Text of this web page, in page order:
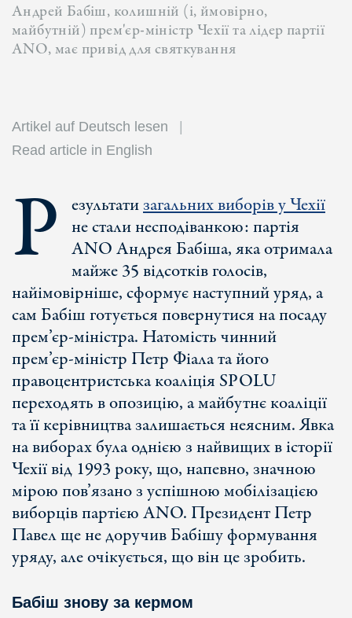
Андрей Бабіш, колишній (і, ймовірно,
майбутній) прем'єр-міністр Чехії та лідер партії
ANO, має привід для святкування
Artikel auf Deutsch lesen
Read article in English
Р езультатизагальних виборів у Чехії
не стали несподіванкою: партія
ANO Андрея Бабіша, яка отримала
майже 35 відсотків голосів,
найімовірніше, сформує наступний уряд, а
сам Бабіш готується повернутися на посаду
прем’єр-міністра. Натомість чинний
прем’єр-міністр Петр Фіала та його
правоцентристська коаліція SPOLU
переходять в опозицію, а майбутнє коаліції
та її керівництва залишається неясним. Явка
на виборах була однією з найвищих в історії
Чехії від 1993 року, що, напевно, значною
мірою пов’язано з успішною мобілізацією
виборців партією ANO. Президент Петр
Павел ще не доручив Бабішу формування
уряду, але очікується, що він це зробить.
Бабіш знову за кермом